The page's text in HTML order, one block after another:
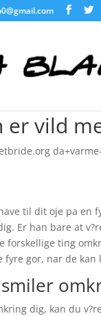
er vild
til dit oje pa en
Er han bare at
forskellige ting
fyre gor, nar de kan
dig, kan du